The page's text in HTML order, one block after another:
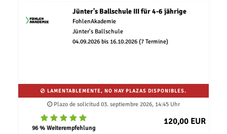
Jünter's Ballschule III für 4-6 jährige
FohlenAkademie
Jünter's Ballschule
04.09.2026 bis 16.10.2026 (7 Termine)
LAMENTABLEMENTE, NO HAY PLAZAS DISPONIBLES.
Plazo de solicitud 03. septiembre 2026, 14:45 Uhr
96 % Weiterempfehlung
120,00 EUR